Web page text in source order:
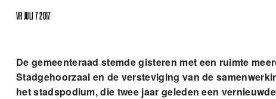
VR JULI 7 2017
De gemeenteraad stemde gisteren met een ruimte
Stadgehoorzaal en de versteviging van de
het stadspodium, die twee jaar geleden een